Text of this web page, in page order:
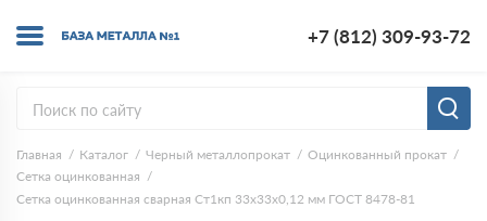
+7 (812) 309-93-72
Главная Каталог Черный металлопрокат
Оцинкованный прокат
Сетка оцинкованная
Сетка оцинкованная сварная Ст1кп 33х33х0,12 мм ГОСТ 8478-81